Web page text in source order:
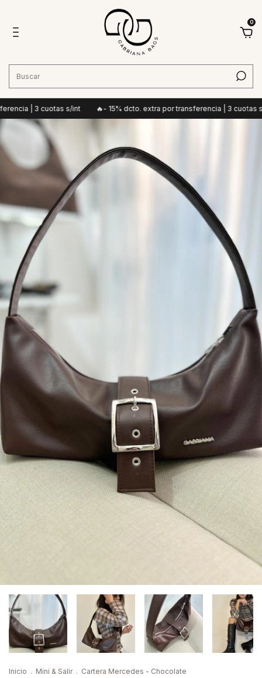
0
| 3 cuotas s/int 🔥- 15% dcto. extra por transferencia | 3 cuotas s/int
Inicio . Mini & Salir . Cartera Mercedes - Chocolate